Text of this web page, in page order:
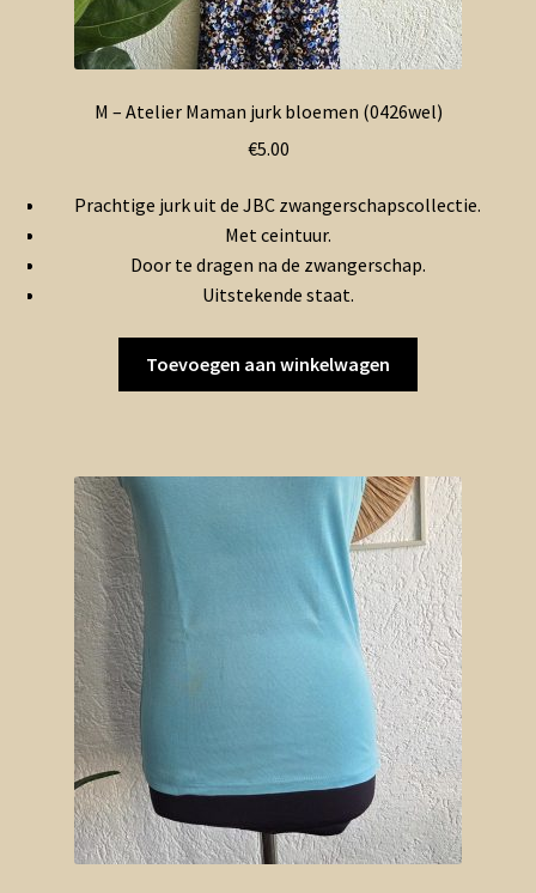
M – Atelier Maman jurk bloemen (0426wel)
€5.00
Prachtige jurk uit de JBC zwangerschapscollectie.
Met ceintuur.
Door te dragen na de zwangerschap.
Uitstekende staat.
Toevoegen aan winkelwagen